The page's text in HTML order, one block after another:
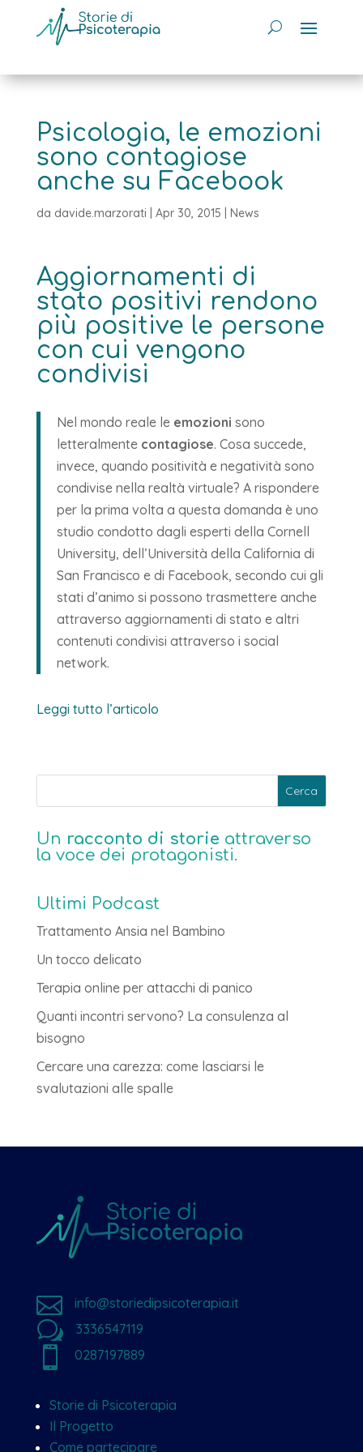
Psicologia, le emozioni
sono contagiose
anche su Facebook
da davide.marzorati Apr 30, 2015 News
Aggiornamenti di
stato positivi rendono
più positive le persone
con cui vengono
condivisi
Nel mondo reale le emozioni sono
letteralmente contagiose. Cosa succede,
invece, quando positività e negatività sono
condivise nella realtà virtuale? A rispondere
per la prima volta a questa domanda è uno
studio condotto dagli esperti della Cornell
University, dell’Università della California di
San Francisco e di Facebook, secondo cui gli
stati d’animo si possono trasmettere anche
attraverso aggiornamenti di stato e altri
contenuti condivisi attraverso i social
network.
Leggi tutto l’articolo
Un racconto di storie attraverso
la voce dei protagonisti.
Ultimi Podcast
Trattamento Ansia nel Bambino
Un tocco delicato
Terapia online per attacchi di panico
Quanti incontri servono? La consulenza al
bisogno
Cercare una carezza: come lasciarsi le
svalutazioni alle spalle
 info@storiedipsicoterapia.it
w 3336547119
 0287197889
Storie di Psicoterapia
Il Progetto
Come partecipare